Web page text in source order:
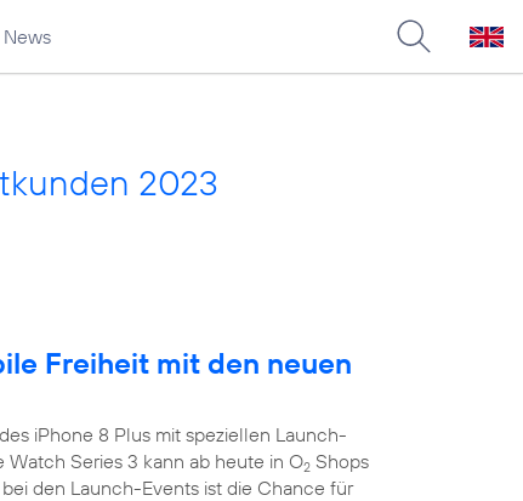
News
2023
Freiheit mit den neuen
iPhone 8 Plus mit speziellen Launch-
Watch Series 3 kann ab heute in O2 Shops
den Launch-Events ist die Chance für